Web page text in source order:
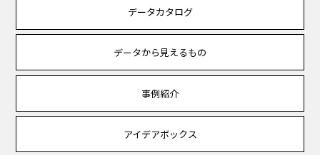
データカタログ
データから見えるもの
事例紹介
アイデアボックス